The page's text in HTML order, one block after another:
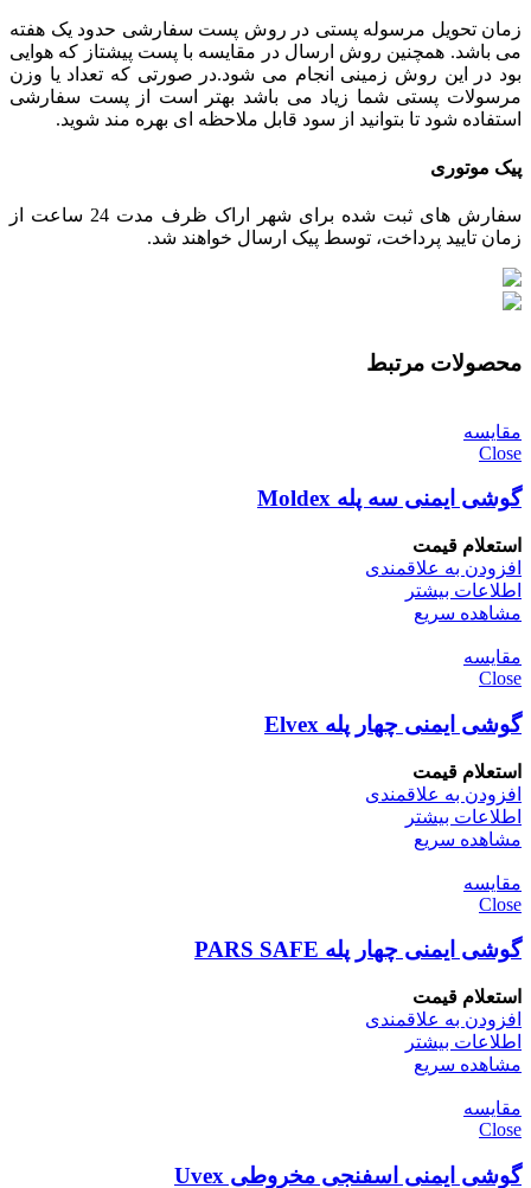
زمان تحویل مرسوله پستی در روش پست سفارشی حدود یک هفته
می باشد. همچنین روش ارسال در مقایسه با پست پیشتاز که هوایی
بود در این روش زمینی انجام می شود.در صورتی که تعداد یا وزن
مرسولات پستی شما زیاد می باشد بهتر است از پست سفارشی
استفاده شود تا بتوانید از سود قابل ملاحظه ای بهره مند شوید.
پیک موتوری
سفارش های ثبت شده برای شهر اراک ظرف مدت 24 ساعت از
زمان تایید پرداخت، توسط پیک ارسال خواهند شد.
محصولات مرتبط
مقایسه
Close
گوشی ایمنی سه پله Moldex
استعلام قیمت
افزودن به علاقمندی
اطلاعات بیشتر
مشاهده سریع
مقایسه
Close
گوشی ایمنی چهار پله Elvex
استعلام قیمت
افزودن به علاقمندی
اطلاعات بیشتر
مشاهده سریع
مقایسه
Close
گوشی ایمنی چهار پله PARS SAFE
استعلام قیمت
افزودن به علاقمندی
اطلاعات بیشتر
مشاهده سریع
مقایسه
Close
گوشی ایمنی اسفنجی مخروطی Uvex